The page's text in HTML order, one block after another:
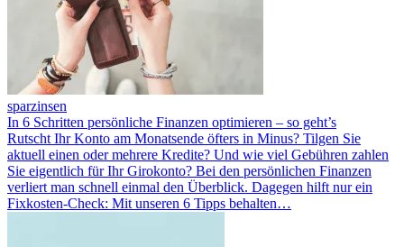
sparzinsen
In 6 Schritten persönliche Finanzen optimieren – so geht’s
Rutscht Ihr Konto am Monatsende öfters in Minus? Tilgen Sie
aktuell einen oder mehrere Kredite? Und wie viel Gebühren zahlen
Sie eigentlich für Ihr Girokonto? Bei den persönlichen Finanzen
verliert man schnell einmal den Überblick. Dagegen hilft nur ein
Fixkosten-Check: Mit unseren 6 Tipps behalten…